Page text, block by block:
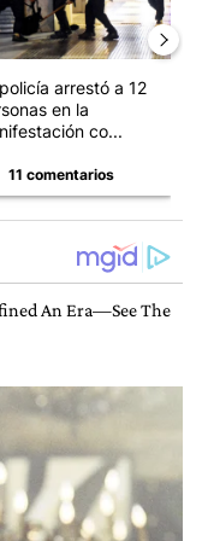
arrestó a 12
en la
co...
11 comentarios